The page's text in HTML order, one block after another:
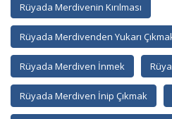
Rüyada Merdivenin Kırılması
Rüyada Merdivenden Yukarı
Rüyada Merdiven İnmek
Rüyada Merdiven İnip Çıkmak